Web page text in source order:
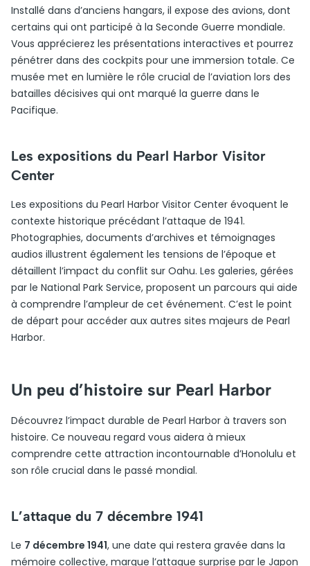
Installé dans d’anciens hangars, il expose des avions, dont
certains qui ont participé à la Seconde Guerre mondiale.
Vous apprécierez les présentations interactives et pourrez
pénétrer dans des cockpits pour une immersion totale. Ce
musée met en lumière le rôle crucial de l’aviation lors des
batailles décisives qui ont marqué la guerre dans le
Pacifique.
Les expositions du Pearl Harbor Visitor
Center
Les expositions du Pearl Harbor Visitor Center évoquent le
contexte historique précédant l’attaque de 1941.
Photographies, documents d’archives et témoignages
audios illustrent également les tensions de l’époque et
détaillent l’impact du conflit sur Oahu. Les galeries, gérées
par le National Park Service, proposent un parcours qui aide
à comprendre l’ampleur de cet événement. C’est le point
de départ pour accéder aux autres sites majeurs de Pearl
Harbor.
Un peu d’histoire sur Pearl Harbor
Découvrez l’impact durable de Pearl Harbor à travers son
histoire. Ce nouveau regard vous aidera à mieux
comprendre cette attraction incontournable d’Honolulu et
son rôle crucial dans le passé mondial.
L’attaque du 7 décembre 1941
Le 7 décembre 1941, une date qui restera gravée dans la
mémoire collective, marque l’attaque surprise par le Japon